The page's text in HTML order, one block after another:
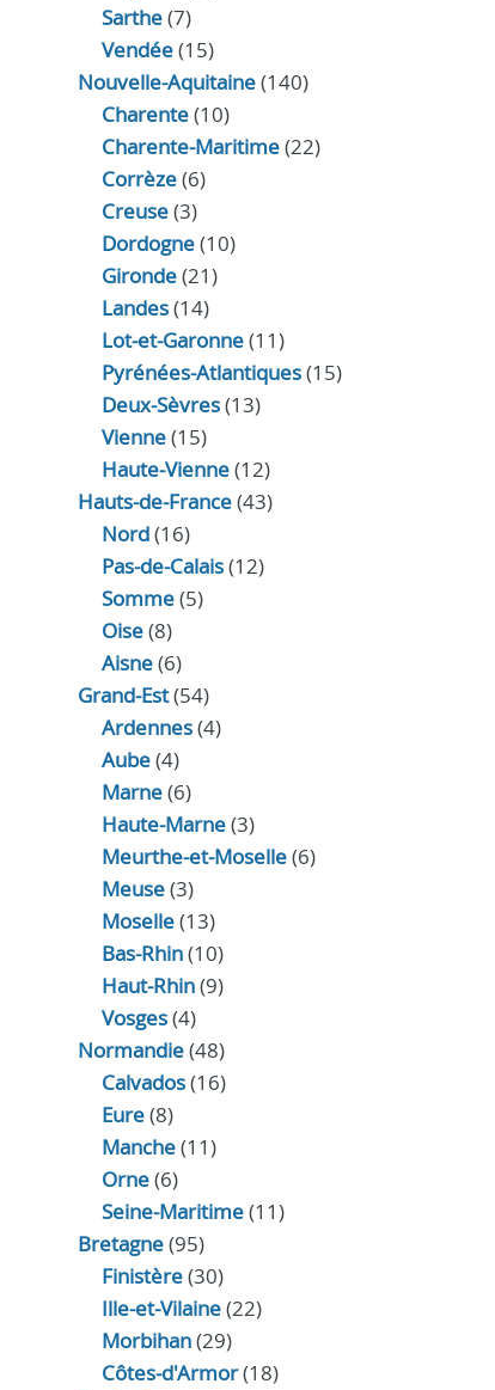
Sarthe(7)
Vendée(15)
Nouvelle-Aquitaine(140)
Charente(10)
Charente-Maritime(22)
Corrèze(6)
Creuse(3)
Dordogne(10)
Gironde(21)
Landes(14)
Lot-et-Garonne(11)
Pyrénées-Atlantiques(15)
Deux-Sèvres(13)
Vienne(15)
Haute-Vienne(12)
Hauts-de-France(43)
Nord(16)
Pas-de-Calais(12)
Somme(5)
Oise(8)
Aisne(6)
Grand-Est(54)
Ardennes(4)
Aube(4)
Marne(6)
Haute-Marne(3)
Meurthe-et-Moselle(6)
Meuse(3)
Moselle(13)
Bas-Rhin(10)
Haut-Rhin(9)
Vosges(4)
Normandie(48)
Calvados(16)
Eure(8)
Manche(11)
Orne(6)
Seine-Maritime(11)
Bretagne(95)
Finistère(30)
Ille-et-Vilaine(22)
Morbihan(29)
Côtes-d'Armor(18)